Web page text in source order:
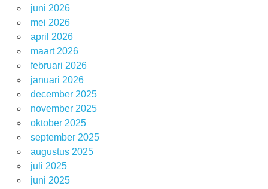
juni 2026
mei 2026
april 2026
maart 2026
februari 2026
januari 2026
december 2025
november 2025
oktober 2025
september 2025
augustus 2025
juli 2025
juni 2025